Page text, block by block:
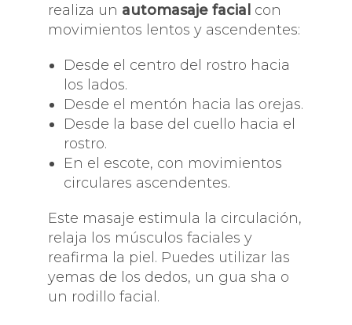
realiza un automasaje facial con
movimientos lentos y ascendentes:
Desde el centro del rostro hacia
los lados.
Desde el mentón hacia las orejas.
Desde la base del cuello hacia el
rostro.
En el escote, con movimientos
circulares ascendentes.
Este masaje estimula la circulación,
relaja los músculos faciales y
reafirma la piel. Puedes utilizar las
yemas de los dedos, un gua sha o
un rodillo facial.